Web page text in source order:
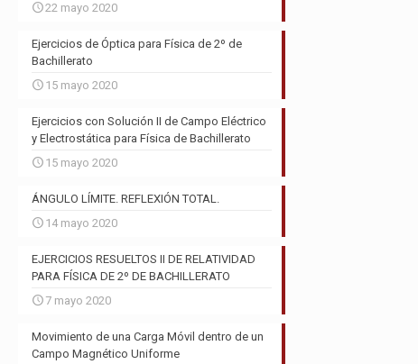
22 mayo 2020
Ejercicios de Óptica para Física de 2º de
Bachillerato
15 mayo 2020
Ejercicios con Solución II de Campo Eléctrico
y Electrostática para Física de Bachillerato
15 mayo 2020
ÁNGULO LÍMITE. REFLEXIÓN TOTAL.
14 mayo 2020
EJERCICIOS RESUELTOS II DE RELATIVIDAD
PARA FÍSICA DE 2º DE BACHILLERATO
7 mayo 2020
Movimiento de una Carga Móvil dentro de un
Campo Magnético Uniforme